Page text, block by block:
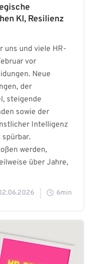
KI, Resilienz
uns und viele HR-
vor
Neue
der
steigende
sowie der
Intelligenz
werden,
über Jahre,
6min